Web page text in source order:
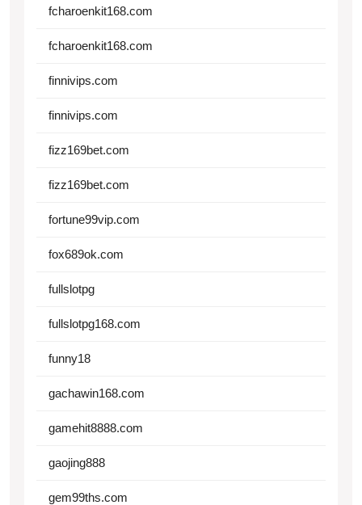
fcharoenkit168.com
fcharoenkit168.com
finnivips.com
finnivips.com
fizz169bet.com
fizz169bet.com
fortune99vip.com
fox689ok.com
fullslotpg
fullslotpg168.com
funny18
gachawin168.com
gamehit8888.com
gaojing888
gem99ths.com